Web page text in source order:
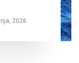
2026